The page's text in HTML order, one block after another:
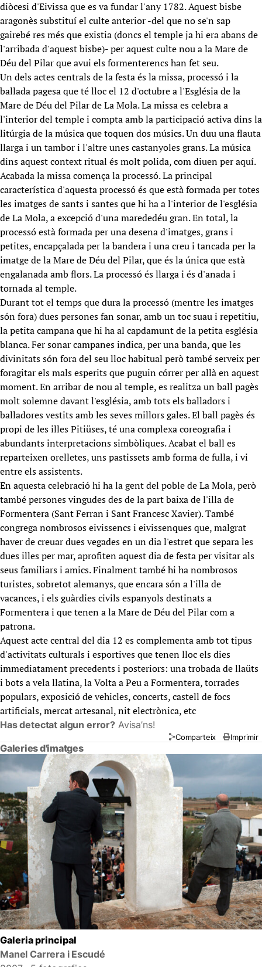
diòcesi d'Eivissa que es va fundar l'any 1782. Aquest bisbe
aragonès substituí el culte anterior -del que no se'n sap
gairebé res més que existia (doncs el temple ja hi era abans de
l'arribada d'aquest bisbe)- per aquest culte nou a la Mare de
Déu del Pilar que avui els formenterencs han fet seu.
Un dels actes centrals de la festa és la missa, processó i la
ballada pagesa que té lloc el 12 d'octubre a l'Església de la
Mare de Déu del Pilar de La Mola. La missa es celebra a
l'interior del temple i compta amb la participació activa dins la
litúrgia de la música que toquen dos músics. Un duu una flauta
llarga i un tambor i l'altre unes castanyoles grans. La música
dins aquest context ritual és molt polida, com diuen per aquí.
Acabada la missa comença la processó. La principal
característica d'aquesta processó és que està formada per totes
les imatges de sants i santes que hi ha a l'interior de l'església
de La Mola, a excepció d'una marededéu gran. En total, la
processó està formada per una desena d'imatges, grans i
petites, encapçalada per la bandera i una creu i tancada per la
imatge de la Mare de Déu del Pilar, que és la única que està
engalanada amb flors. La processó és llarga i és d'anada i
tornada al temple.
Durant tot el temps que dura la processó (mentre les imatges
són fora) dues persones fan sonar, amb un toc suau i repetitiu,
la petita campana que hi ha al capdamunt de la petita església
blanca. Fer sonar campanes indica, per una banda, que les
divinitats són fora del seu lloc habitual però també serveix per
foragitar els mals esperits que puguin córrer per allà en aquest
moment. En arribar de nou al temple, es realitza un ball pagès
molt solemne davant l'església, amb tots els balladors i
balladores vestits amb les seves millors gales. El ball pagès és
propi de les illes Pitiüses, té una complexa coreografia i
abundants interpretacions simbòliques. Acabat el ball es
reparteixen orelletes, uns pastissets amb forma de fulla, i vi
entre els assistents.
En aquesta celebració hi ha la gent del poble de La Mola, però
també persones vingudes des de la part baixa de l'illa de
Formentera (Sant Ferran i Sant Francesc Xavier). També
congrega nombrosos eivissencs i eivissenques que, malgrat
haver de creuar dues vegades en un dia l'estret que separa les
dues illes per mar, aprofiten aquest dia de festa per visitar als
seus familiars i amics. Finalment també hi ha nombrosos
turistes, sobretot alemanys, que encara són a l'illa de
vacances, i els guàrdies civils espanyols destinats a
Formentera i que tenen a la Mare de Déu del Pilar com a
patrona.
Aquest acte central del dia 12 es complementa amb tot tipus
d'activitats culturals i esportives que tenen lloc els dies
immediatament precedents i posteriors: una trobada de llaüts
i bots a vela llatina, la Volta a Peu a Formentera, torrades
populars, exposició de vehicles, concerts, castell de focs
artificials, mercat artesanal, nit electrònica, etc
Has detectat algun error? Avisa’ns!
Comparteix Imprimir
Galeries d'imatges
Galeria principal
Manel Carrera i Escudé